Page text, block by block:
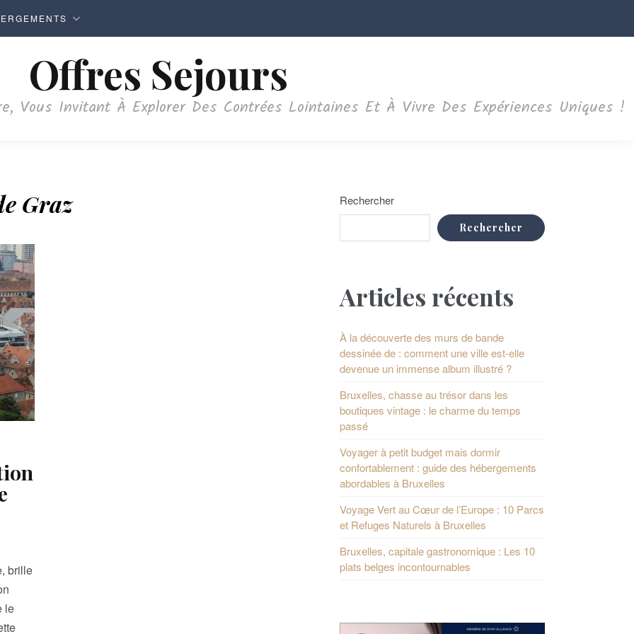
Offres Sejours
Vous Invitant À Explorer Des Contrées Lointaines Et À Vivre Des Expériences Uniques !
Graz
brille
le
Rechercher
Rechercher
Articles récents
À la découverte des murs de bande
dessinée de : comment une ville est-elle
devenue un immense album illustré ?
Bruxelles, chasse au trésor dans les
boutiques vintage : le charme du temps
passé
Voyager à petit budget mais dormir
confortablement : guide des hébergements
abordables à Bruxelles
Voyage Vert au Cœur de l’Europe : 10 Parcs
et Refuges Naturels à Bruxelles
Bruxelles, capitale gastronomique : Les 10
plats belges incontournables